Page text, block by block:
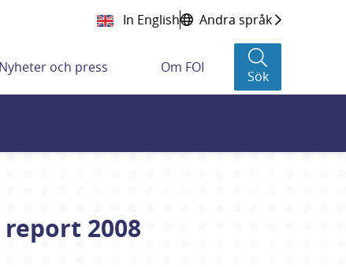
In English Andra språk
Nyheter och press Om FOI
Sök
2008